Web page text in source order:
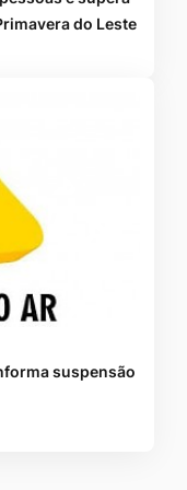
do Leste
suspensão